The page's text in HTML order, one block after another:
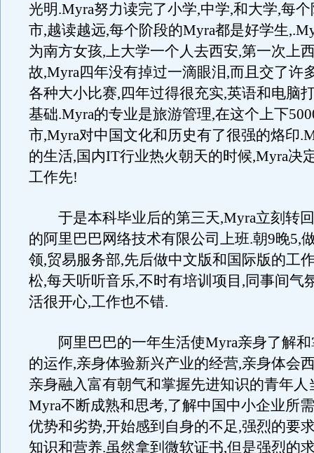
光明.Myra努力读完了小学,中学,和大学,每
市,越读越远,每个阶段的Myra都是好学生
为南方女孩,上大学一个人去西安,第一次上
故,Myra四年没有掉过一滴眼泪,而且交了许
各种大小比赛,四年过得很充实,英语和电脑
基础.Myra的专业是旅游管理,在这个上下
市,Myra对中国文化和历史有了很强的烙印
的生活,国内IT行业热火朝天的时候,Myra决
工作先!
于是本科毕业后的第三天,Myra立刻转
的阿里巴巴网络技术有限公司上班.朝9晚5,
领,贸易服务部,先后做中文版和国际版的工
松,每天听听音乐,不时有培训项目,同事间气
活很开心,工作也不错.
阿里巴巴的一年生活使Myra亲身了解和
的运作,亲身体验新兴产业的经营,亲身体会
亲身融入富有朝气和掌握先进知识的青年人
Myra不断成熟和思考,了解中国中小企业所
优势和劣势,开始感到自身的不足,强烈的要
知识和营养.虽然拿到微软证书,但是强烈的